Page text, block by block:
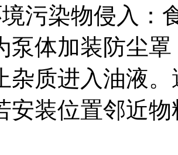
污染物侵入：
泵体加装防尘
杂质进入油液
安装位置邻近